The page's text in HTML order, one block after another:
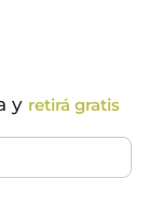
y retirá gratis